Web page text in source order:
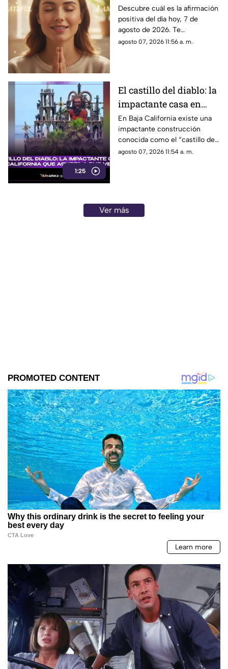
viernes 7 de agosto de
2026: Repite estas
palabras y llena tu día
de energía
Descubre cuál es la afirmación
positiva del día hoy, 7 de
agosto de 2026. Te
compartimos un mensaje
agosto 07, 2026 11:56 a. m.
1:25
El castillo del diablo: la
impactante casa en
Baja California que
asusta a sus vecinos
En Baja California existe una
impactante construcción
conocida como el “castillo del
diablo” y aquí te compartimos
agosto 07, 2026 11:54 a. m.
Ver más